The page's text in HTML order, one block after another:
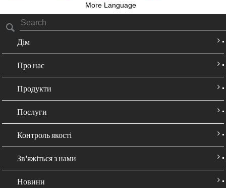
More Language
Дім
Про нас
Продукти
Послуги
Контроль якості
Зв'яжіться з нами
Новини